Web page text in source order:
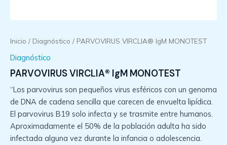
Inicio / Diagnóstico / PARVOVIRUS VIRCLIA® IgM MONOTEST
Diagnóstico
PARVOVIRUS VIRCLIA® IgM MONOTEST
“Los parvovirus son pequeños virus esféricos con un genoma
de DNA de cadena sencilla que carecen de envuelta lipídica.
El parvovirus B19 solo infecta y se trasmite entre humanos.
Aproximadamente el 50% de la población adulta ha sido
infectada alguna vez durante la infancia o adolescencia.